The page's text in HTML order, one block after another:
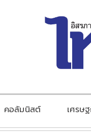
คอลัมนิสต์ เศรษ